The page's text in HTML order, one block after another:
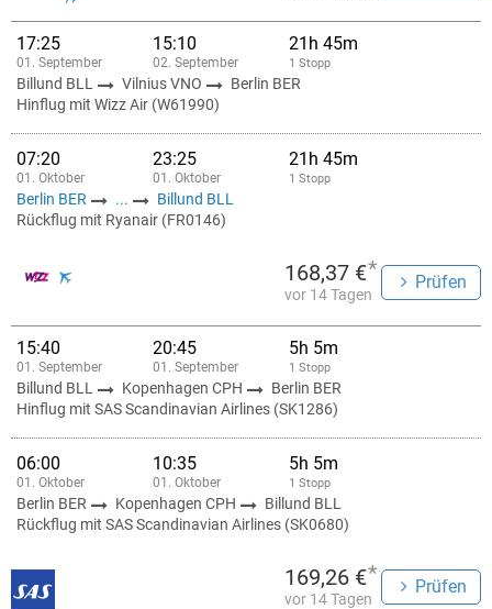
17:25
01. September
15:10
02. September
21h 45m
1 Stopp
Billund BLL Vilnius VNO
Berlin BER
Hinflug mit Wizz Air (W61990)
07:20
01. Oktober
23:25
01. Oktober
21h 45m
1 Stopp
Berlin BER ...
Billund BLL
Rückflug mit Ryanair (FR0146)
168,37 €*
vor 14 Tagen
Prüfen
15:40
01. September
20:45
01. September
5h 5m
1 Stopp
Billund BLL Kopenhagen CPH
Berlin BER
Hinflug mit SAS Scandinavian Airlines (SK1286)
06:00
01. Oktober
10:35
01. Oktober
5h 5m
1 Stopp
Berlin BER Kopenhagen CPH
Billund BLL
Rückflug mit SAS Scandinavian Airlines (SK0680)
169,26 €*
vor 14 Tagen
Prüfen